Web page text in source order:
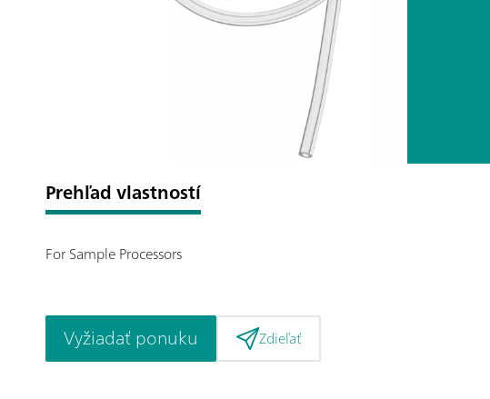
Prehľad vlastností
For Sample Processors
Vyžiadať ponuku Zdieľať